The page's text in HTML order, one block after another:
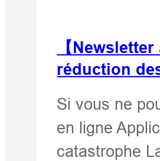
【
réduction
Si vous ne
en ligne
catastrophe